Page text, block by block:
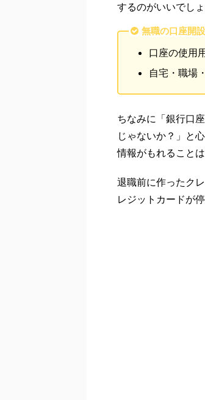
するのがいいでしょ
無職の口座開
口座の使用
自宅・職場
ちなみに「銀行口
じゃないか？」と
情報がもれることは
退職前に作ったク
レジットカードが